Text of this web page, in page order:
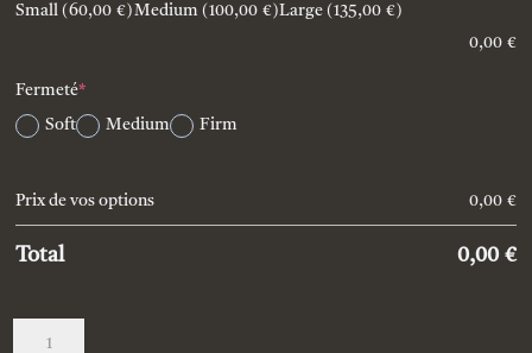
Small (60,00 €)Medium (100,00 €)Large (135,00 €)
0,00 €
Fermeté*(required)
Soft Medium Firm
Prix de vos options 0,00 €
Total 0,00 €